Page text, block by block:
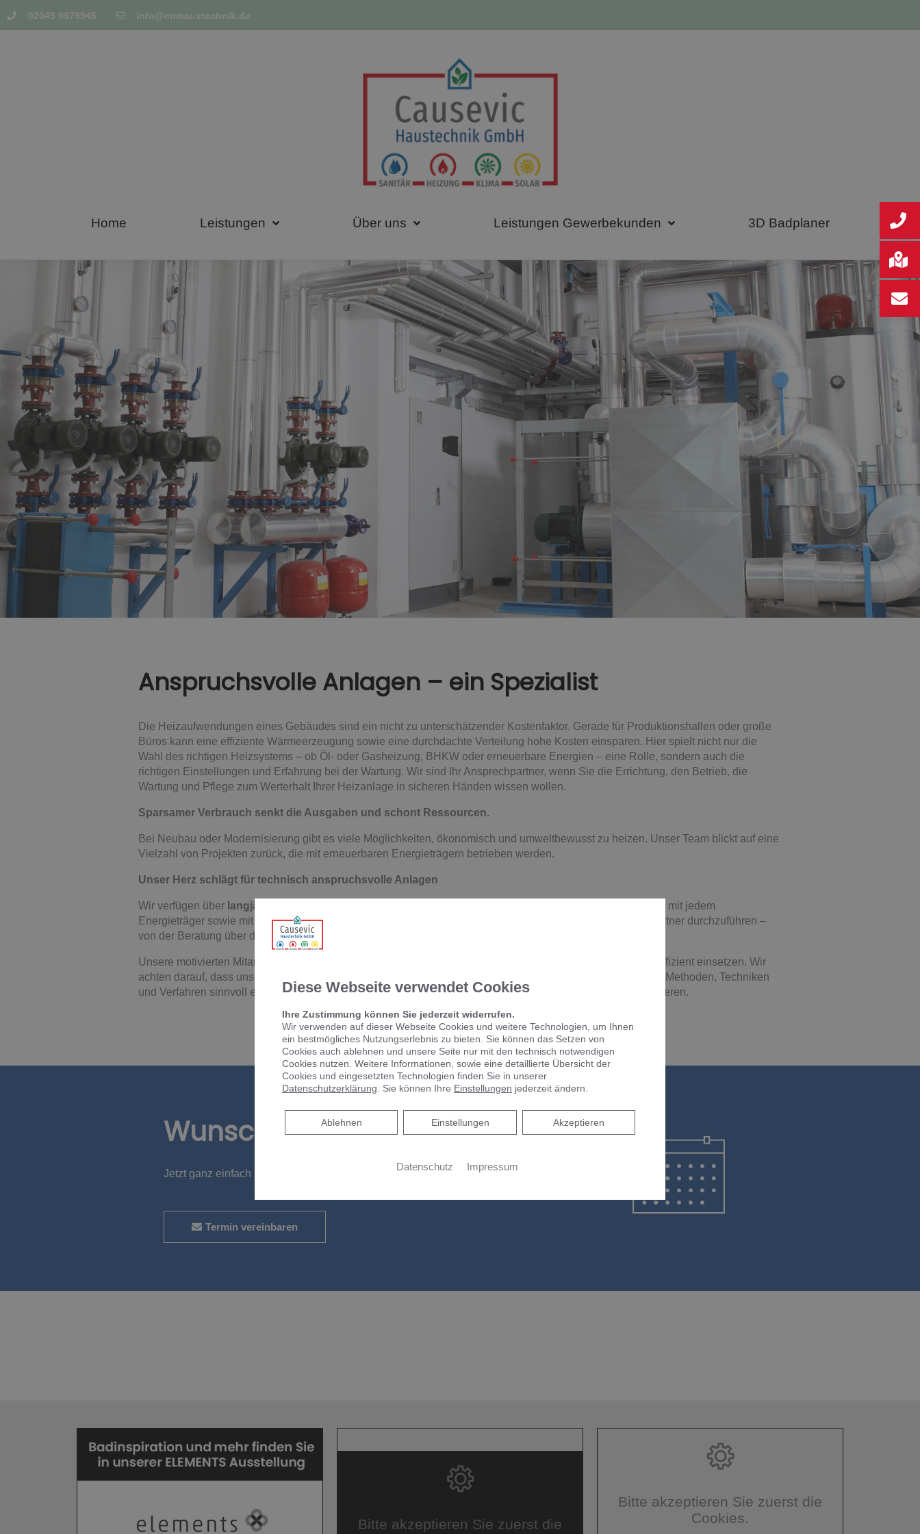
02045 9979945 info@cmhaustechnik.de
Home Leistungen Über uns Leistungen Gewerbekunden 3D Badplaner
Anspruchsvolle Anlagen – ein Spezialist
Die Heizaufwendungen eines Gebäudes sind ein nicht zu unterschätzender Kostenfaktor. Gerade für Produktionshallen oder große
Büros kann eine effiziente Wärmeerzeugung sowie eine durchdachte Verteilung hohe Kosten einsparen. Hier spielt nicht nur die
Wahl des richtigen Heizsystems – ob Öl- oder Gasheizung, BHKW oder erneuerbare Energien – eine Rolle, sondern auch die
richtigen Einstellungen und Erfahrung bei der Wartung. Wir sind Ihr Ansprechpartner, wenn Sie die Errichtung, den Betrieb, die
Wartung und Pflege zum Werterhalt Ihrer Heizanlage in sicheren Händen wissen wollen.
Sparsamer Verbrauch senkt die Ausgaben und schont Ressourcen.
Bei Neubau oder Modernisierung gibt es viele Möglichkeiten, ökonomisch und umweltbewusst zu heizen. Unser Team blickt auf eine
Vielzahl von Projekten zurück, die mit erneuerbaren Energieträgern betrieben werden.
Unser Herz schlägt für technisch anspruchsvolle Anlagen
Wir verfügen über langjährige Erfahrung
mit komplexen Sanitäranlagen, Heizungsanlagen jeder Größe und mit jedem
Energieträger sowie mit Solaranlagen und Blockheizkraftwerken. Wir freuen uns darauf, Ihr Projekt als Ihr Partner durchzuführen –
von der Beratung über die Planung bis zur Umsetzung und dem Betrieb.
Unsere motivierten Mitarbeiter arbeiten kompetent und zuverlässig und sorgen dafür, dass Sie Ihre Energie effizient einsetzen. Wir
achten darauf, dass unsere Mitarbeiter stets nach aktuellem Technikstand geschult sind. So können wir neue Methoden, Techniken
und Verfahren sinnvoll einsetzen, um auch innovative Anlagen qualitativ hochwertig und termintreu zu installieren.
Wunschtermin
Jetzt ganz einfach und bequem Online Termine anfragen!
Termin vereinbaren
Bitte akzeptieren Sie zuerst die
Bitte akzeptieren Sie zuerst die
Cookies.
Diese Webseite verwendet Cookies
Ihre Zustimmung können Sie jederzeit widerrufen.
Wir verwenden auf dieser Webseite Cookies und weitere Technologien, um Ihnen
ein bestmögliches Nutzungserlebnis zu bieten. Sie können das Setzen von
Cookies auch ablehnen und unsere Seite nur mit den technisch notwendigen
Cookies nutzen. Weitere Informationen, sowie eine detaillierte Übersicht der
Cookies und eingesetzten Technologien finden Sie in unserer
Datenschutzerklärung . Sie können Ihre Einstellungen jederzeit ändern.
Akzeptieren
Einstellungen
Ablehnen
Ablehnen
Datenschutz Impressum